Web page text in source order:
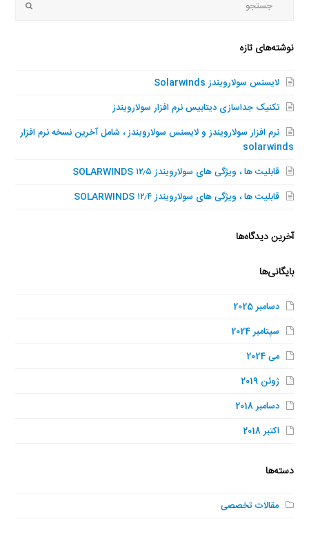
نوشته‌های تازه
لایسنس سولارویندز Solarwinds
تکنیک جداسازی دیتابیس نرم افزار سولارویندز
نرم افزار سولارویندز و لایسنس سولارویندز ، شامل آخرین نسخه نرم افزار
solarwinds
قابلیت ها ، ویژگی های سولارویندز SOLARWINDS ۱۲٫۵
قابلیت ها ، ویژگی های سولارویندز SOLARWINDS ۱۲٫۴
آخرین دیدگاه‌ها
بایگانی‌ها
دسامبر 2025
سپتامبر 2024
می 2024
ژوئن 2019
دسامبر 2018
اکتبر 2018
دسته‌ها
مقالات تخصصی